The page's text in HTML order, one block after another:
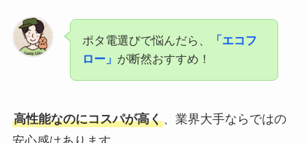
ポタ電選びで悩んだら、
「エコフ
ロー」 が断然おすすめ！
高性能なのにコスパが高く、業界大手ならではの